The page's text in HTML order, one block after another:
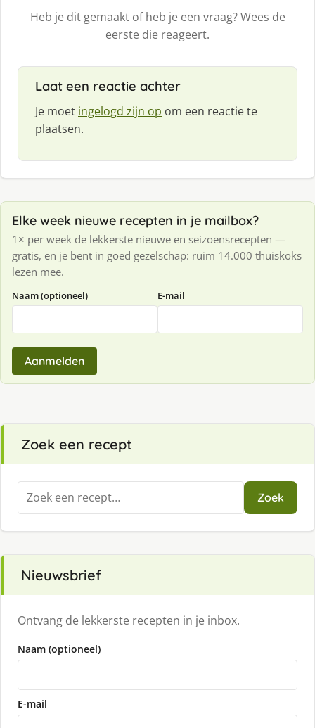
Heb je dit gemaakt of heb je een vraag? Wees de
eerste die reageert.
Laat een reactie achter
Je moet ingelogd zijn op om een reactie te
plaatsen.
Elke week nieuwe recepten in je mailbox?
1× per week de lekkerste nieuwe en seizoensrecepten —
gratis, en je bent in goed gezelschap: ruim 14.000 thuiskoks
lezen mee.
Naam (optioneel) E-mail
Aanmelden
Zoek een recept
Zoeken
naar:
Zoek
Nieuwsbrief
Ontvang de lekkerste recepten in je inbox.
Naam (optioneel)
E-mail